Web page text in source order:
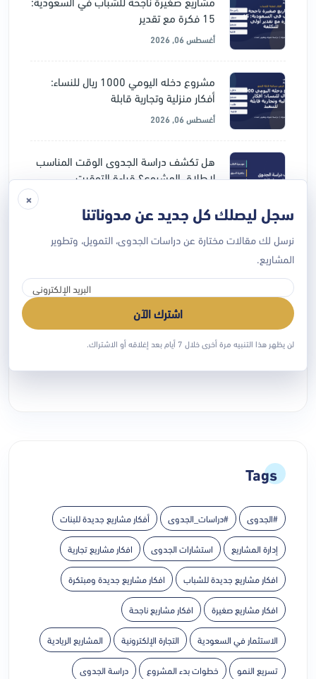
15 فكرة مع تقدير
أغسطس 06, 2026
مشروع دخله اليومي 1000 ريال للنساء:
أفكار منزلية وتجارية قابلة
أغسطس 06, 2026
هل تكشف دراسة الجدوى الوقت المناسب
لإطلاق المشروع؟ قراءة التوقيت
دراسة جدوى المشروع قبل التمويل: لماذا
يوليو 28, 2026
دراسة جدوى تقنع المستثمر أو جهة التمويل:
ما الذي يجب
Tags
#الجدوى #دراسات_الجدوى أفكار مشاريع جديدة للبنات
إدارة المشاريع استشارات الجدوى افكار مشاريع تجارية
افكار مشاريع جديدة للشباب افكار مشاريع جديدة ومبتكرة
افكار مشاريع صغيرة افكار مشاريع ناجحة
الاستثمار في السعودية التجارة الإلكترونية المشاريع الريادية
تسريع النمو خطوات بدء المشروع دراسة الجدوى
×
سجل ليصلك كل جديد عن مدوناتنا
نرسل لك مقالات مختارة عن دراسات الجدوى، التمويل، وتطوير
المشاريع.
اشترك الآن
لن يظهر هذا التنبيه مرة أخرى خلال 7 أيام بعد إغلاقه أو الاشتراك.